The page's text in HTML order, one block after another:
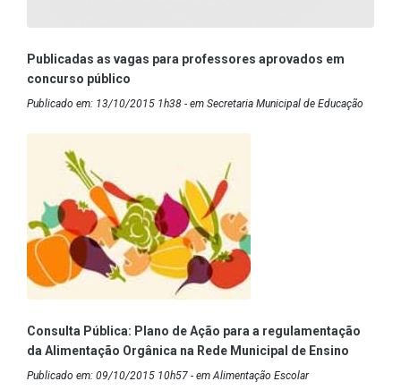
Publicadas as vagas para professores aprovados em
concurso público
Publicado em: 13/10/2015 1h38 - em Secretaria Municipal de Educação
Consulta Pública: Plano de Ação para a regulamentação
da Alimentação Orgânica na Rede Municipal de Ensino
Publicado em: 09/10/2015 10h57 - em Alimentação Escolar